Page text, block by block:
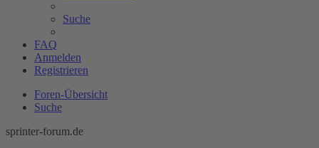
Suche
FAQ
Anmelden
Registrieren
Foren-Übersicht
Suche
sprinter-forum.de